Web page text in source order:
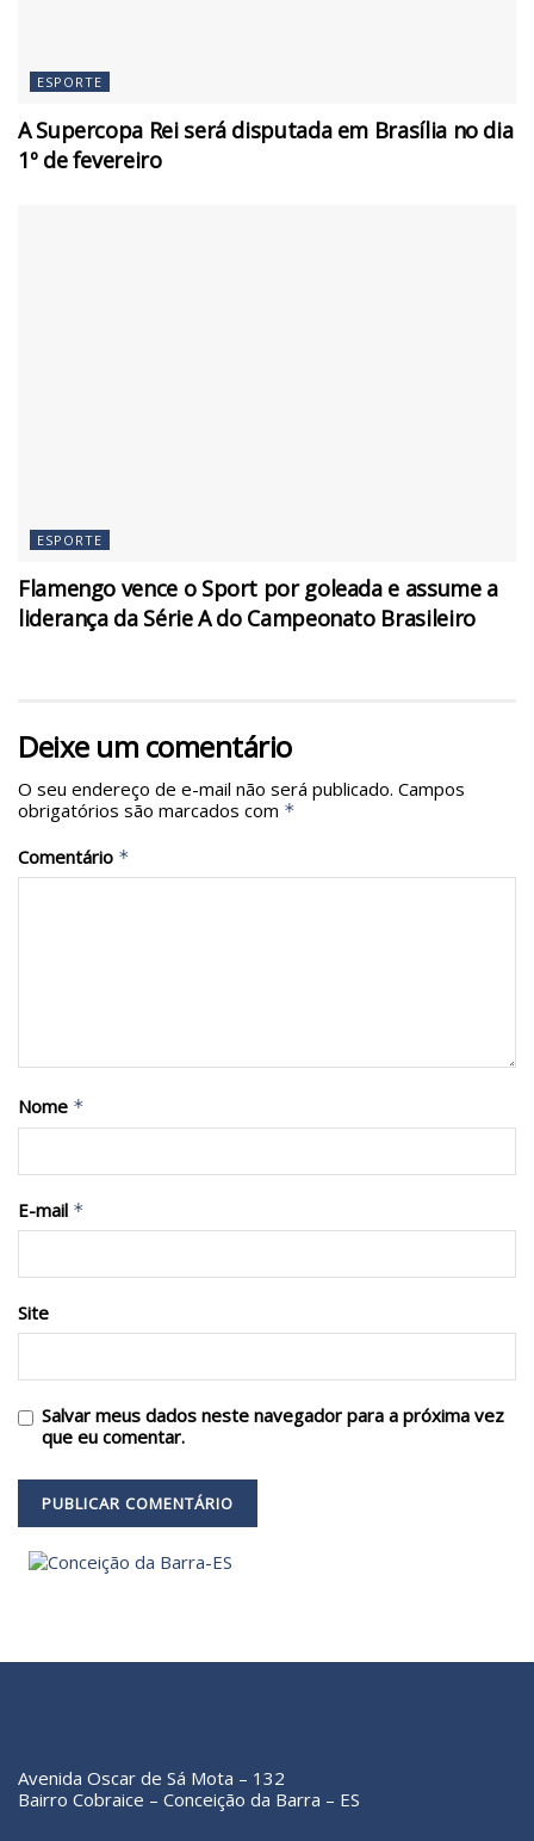
ESPORTE
A Supercopa Rei será disputada em Brasília no dia
1º de fevereiro
ESPORTE
Flamengo vence o Sport por goleada e assume a
liderança da Série A do Campeonato Brasileiro
Deixe um comentário
O seu endereço de e-mail não será publicado. Campos
obrigatórios são marcados com *
Comentário *
Nome *
E-mail *
Site
Salvar meus dados neste navegador para a próxima vez
que eu comentar.
Avenida Oscar de Sá Mota – 132
Bairro Cobraice – Conceição da Barra – ES